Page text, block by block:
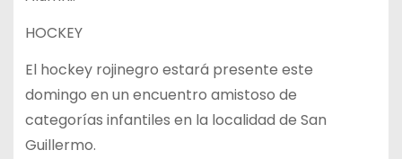
HOCKEY
El hockey rojinegro estará presente este
domingo en un encuentro amistoso de
categorías infantiles en la localidad de San
Guillermo.